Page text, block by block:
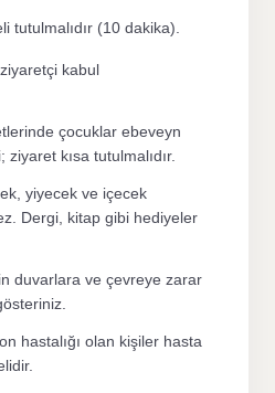
tutulmalıdır (10 dakika).
kabul
çocuklar ebeveyn
kısa tutulmalıdır.
yiyecek ve içecek
Dergi, kitap gibi hediyeler
duvarlara ve çevreye zarar
hastalığı olan kişiler hasta